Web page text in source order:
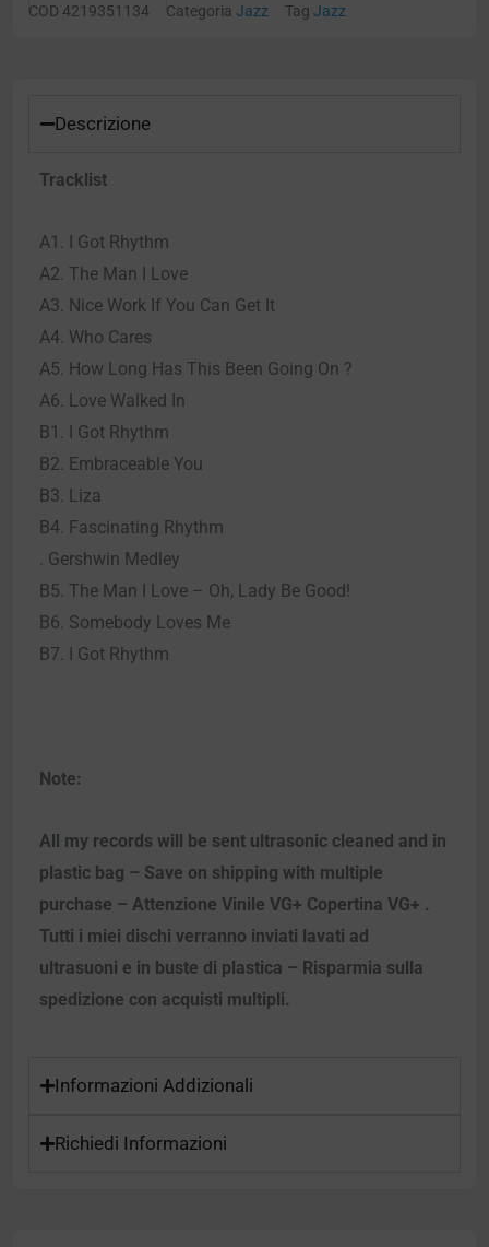
COD 4219351134 Categoria Jazz Tag Jazz
Descrizione
Tracklist
A1. I Got Rhythm
A2. The Man I Love
A3. Nice Work If You Can Get It
A4. Who Cares
A5. How Long Has This Been Going On ?
A6. Love Walked In
B1. I Got Rhythm
B2. Embraceable You
B3. Liza
B4. Fascinating Rhythm
. Gershwin Medley
B5. The Man I Love – Oh, Lady Be Good!
B6. Somebody Loves Me
B7. I Got Rhythm
Note:
All my records will be sent ultrasonic cleaned and in
plastic bag – Save on shipping with multiple
purchase – Attenzione Vinile VG+ Copertina VG+ .
Tutti i miei dischi verranno inviati lavati ad
ultrasuoni e in buste di plastica – Risparmia sulla
spedizione con acquisti multipli.
Informazioni Addizionali
Richiedi Informazioni